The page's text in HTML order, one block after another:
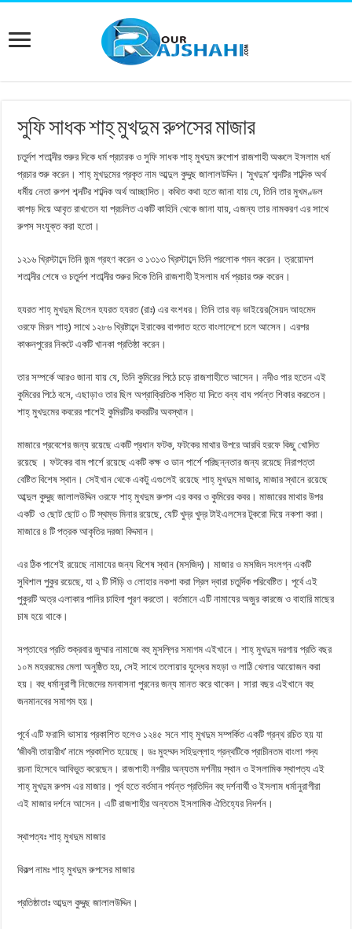
সুফি সাধক শাহ্‌ মুখদুম রুপসের মাজার
চতুর্দশ শতাব্দীর শুরুর দিকে ধর্ম প্রচারক ও সুফি সাধক শাহ্‌ মুখদুম রুপোশ রাজশাহী অঞ্চলে ইসলাম ধর্ম
প্রচার শুরু করেন। শাহ্‌ মুখদুমের প্রকৃত নাম আব্দুল কুদ্দুছ জালালউদ্দিন। ‘মুখদুম’ শব্দটির শাব্দিক অর্থ
ধর্মীয় নেতা রুপশ শব্দটির শাব্দিক অর্থ আচ্ছাদিত। কথিত কথা হতে জানা যায় যে, তিনি তার মুখমণ্ডল
কাপড় দিয়ে আবৃত রাখতেন যা প্রচলিত একটি কাহিনি থেকে জানা যায়, এজন্য তার নামকরণ এর সাথে
রুপস সংযুক্ত করা হতো।
১২১৬ খ্রিস্টাব্দে তিনি জন্ম গ্রহণ করেন ও ১৩১৩ খ্রিস্টাব্দে তিনি পরলোক গমন করেন। ত্রয়োদশ
শতাব্দীর শেষে ও চতুর্দশ শতাব্দীর শুরুর দিকে তিনি রাজশাহী ইসলাম ধর্ম প্রচার শুরু করেন।
হযরত শাহ্‌ মুখদুম ছিলেন হযরত হযরত (রাঃ) এর বংশধর। তিনি তার বড় ভাইয়ের(সৈয়দ আহমেদ
ওরফে মিরন শাহ্‌) সাথে ১২৮৬ খ্রিষ্টাব্দে ইরাকের বাগদাত হতে বাংলাদেশে চলে আসেন। এরপর
কাঞ্চনপুরের নিকটে একটি খানকা প্রতিষ্ঠা করেন।
তার সম্পর্কে আরও জানা যায় যে, তিনি কুমিরের পিঠে চড়ে রাজশাহীতে আসেন। নদীও পার হতেন এই
কুমিরের পিঠে বসে, এছাড়াও তার ছিল অপ্রাক্রিতিক শক্তি যা দিতে বন্য বাঘ পর্যন্ত শিকার করতেন।
শাহ্‌ মুখদুমের কবরের পাশেই কুমিরটির কবরটির অবস্থান।
মাজারে প্রবেশের জন্য রয়েছে একটি প্রধান ফটক, ফটকের মাথার উপরে আরবি হরফে কিছু খোদিত
রয়েছে । ফটকের বাম পার্শে রয়েছে একটি কক্ষ ও ডান পার্শে পরিছন্নতার জন্য রয়েছে নিরাপত্তা
বেষ্টিত বিশেষ স্থান। সেইখান থেকে একটু এগুলেই রয়েছে শাহ্‌ মুখদুম মাজার, মাজার স্থানে রয়েছে
আব্দুল কুদ্দুছ জালালউদ্দিন ওরফে শাহ্‌ মুখদুম রুপস এর কবর ও কুমিরের কবর। মাজারের মাথার উপর
একটি ও ছোট ছোট ৩ টি স্থম্ভ মিনার রয়েছে, যেটি খুদ্র খুদ্র টাইএলসের টুকরো দিয়ে নকশা করা।
মাজারে ৪ টি পত্রক আকৃতির দরজা বিদ্দমান।
এর ঠিক পাশেই রয়েছে নামাযের জন্য বিশেষ স্থান (মসজিদ)। মাজার ও মসজিদ সংলগ্ন একটি
সুবিশাল পুকুর রয়েছে, যা ২ টি সিঁড়ি ও লোহার নকশা করা গ্রিল দ্বারা চতুর্দিক পরিবেষ্টিত। পূর্বে এই
পুকুরটি অত্র এলাকার পানির চাহিদা পূরণ করতো। বর্তমানে এটি নামাযের অজুর কারজে ও বাহারি মাছের
চাষ হয়ে থাকে।
সপ্তাহের প্রতি শুক্রবার জুম্মার নামাজে বহু মুসল্লির সমাগম এইখানে। শাহ্‌ মুখদুম দরগায় প্রতি বছর
১০ম মহররমের মেলা অনুষ্ঠিত হয়, সেই সাথে তলোয়ার যুদ্ধের মহড়া ও লাঠি খেলার আয়োজন করা
হয়। বহু ধর্মানুরাগী নিজেদের মনবাসনা পুরনের জন্য মানত করে থাকেন। সারা বছর এইখানে বহু
জনমানবের সমাগম হয়।
পূর্বে এটি ফরাসি ভাসায় প্রকাশিত হলেও ১২৪৫ সনে শাহ্‌ মুখদুম সম্পর্কিত একটি গ্রন্থ রচিত হয় যা
‘জীবনী তায়ারীখ’ নামে প্রকাশিত হয়েছে। ডঃ মুহম্মদ সহিদুল্লাহ গ্রন্থটিকে প্রাচীনতম বাংলা গদ্য
রচনা হিসেবে আবিভুত করেছেন। রাজশাহী নগরীর অন্যতম দর্শনীয় স্থান ও ইসলামিক স্থাপত্য এই
শাহ্‌ মুখদুম রুপস এর মাজার। পূর্ব হতে বর্তমান পর্যন্ত প্রতিদিন বহু দর্শনার্থী ও ইসলাম ধর্মানুরাগীরা
এই মাজার দর্শনে আসেন। এটি রাজশাহীর অন্যতম ইসলামিক ঐতিহ্যের নিদর্শন।
স্থাপত্যঃ শাহ্‌ মুখদুম মাজার
বিকল্প নামঃ শাহ্‌ মুখদুম রুপসের মাজার
প্রতিষ্ঠাতাঃ আব্দুল কুদ্দুছ জালালউদ্দিন।